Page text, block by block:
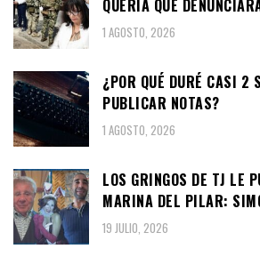
QUERÍA QUE
1 AGOSTO, 2026
¿POR QUÉ DURÉ CASI 2
PUBLICAR NOTAS?
1 AGOSTO, 2026
LOS GRINGOS DE TJ LE
MARINA DEL PILAR:
19 JULIO, 2026